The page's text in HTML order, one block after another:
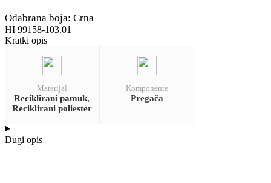
Odabrana boja: Crna
HI 99158-103.01
Kratki opis
Materijal
Reciklirani pamuk,
Reciklirani poliester
Komponente
Pregača
Dugi opis